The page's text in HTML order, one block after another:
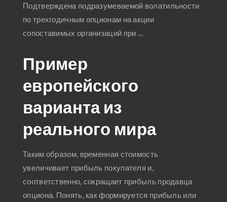
Подтверждена подразумеваемой волатильности
по трехгодичным опционам на акции
сопоставимых организаций при …
Пример
европейского
варианта из
реального мира
Таким образом, временная стоимость
увеличивает прибыль покупателя и,
соответственно, сокращает прибыль продавца
опциона. Понять, как формируется прибыль или